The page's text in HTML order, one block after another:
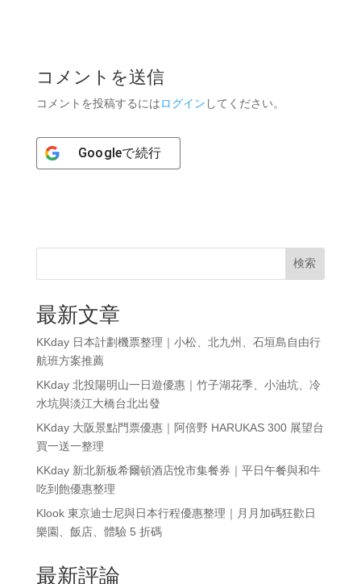
コメントを送信
コメントを投稿するにはログイン してください。
Googleで続行
検索
最新文章
KKday 日本計劃機票整理｜小松、北九州、石垣島自由行
航班方案推薦
KKday 北投陽明山一日遊優惠｜竹子湖花季、小油坑、冷
水坑與淡江大橋台北出發
KKday 大阪景點門票優惠｜阿倍野 HARUKAS 300 展望台
買一送一整理
KKday 新北新板希爾頓酒店悅市集餐券｜平日午餐與和牛
吃到飽優惠整理
Klook 東京迪士尼與日本行程優惠整理｜月月加碼狂歡日
樂園、飯店、體驗 5 折碼
最新評論